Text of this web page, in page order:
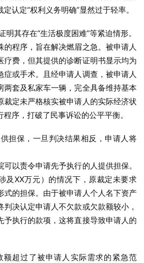
认定“权利义务明确”显然过于轻率。
明其存在“生活极度困难”等紧迫情形。
的程序，旨在解决燃眉之急。被申请人
疗费，但其提供的诊断证明书显示均为
症或手术。且经申请人调查，被申请人
两套及私家车一辆，完全具备维持基本
裁定未严格核实被申请人的实际经济状
序，打破了民事诉讼的公平平衡。
担保，一旦判决结果相反，申请人将
以责令申请先予执行的人提供担保。
及XX万元）的情况下，原裁定未要求
式的担保。由于被申请人个人名下资产
决认定申请人不欠款或欠款额较小，
予执行的款项，这将直接导致申请人的
额超过了被申请人实际需求的紧急范